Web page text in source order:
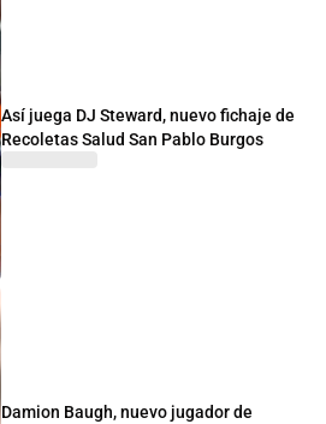
Así juega DJ Steward, nuevo fichaje de
Recoletas Salud San Pablo Burgos
Damion Baugh, nuevo jugador de